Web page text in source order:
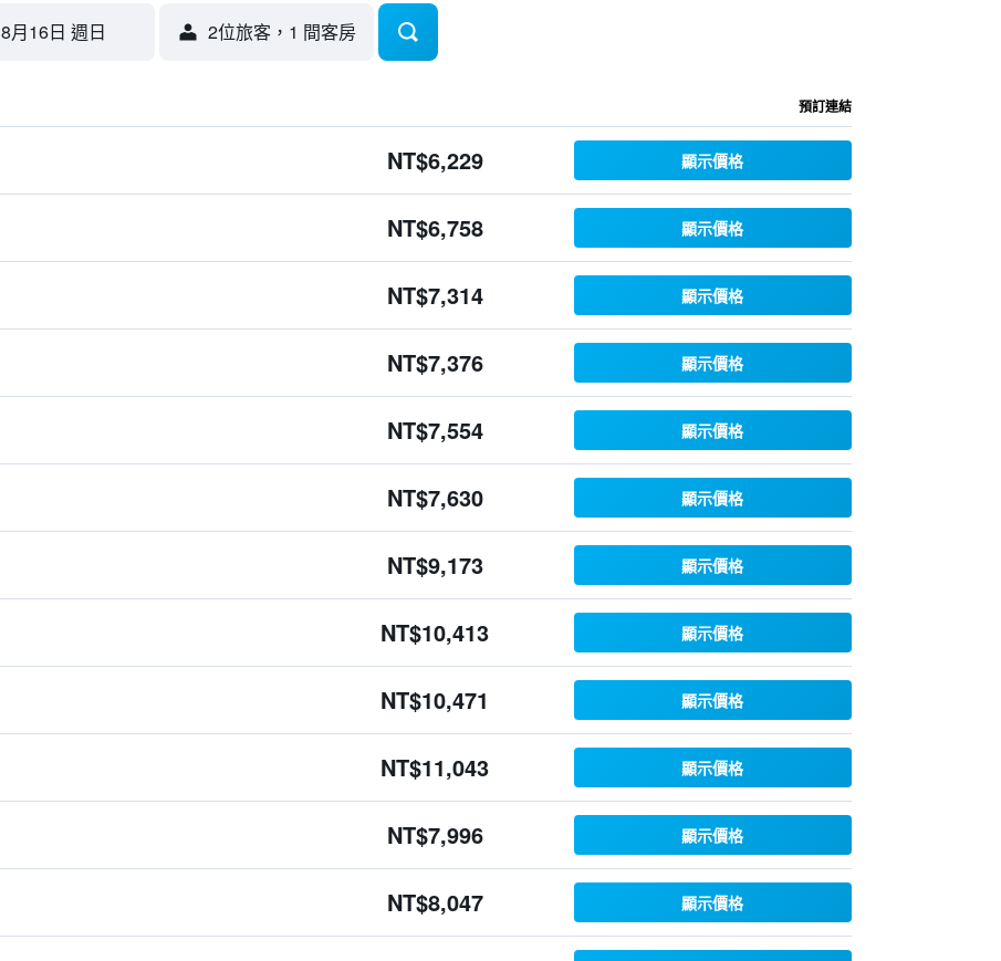
8月16日 週日 2位旅客，1 間客房
預訂連結
NT$6,229 顯示價格
NT$6,758 顯示價格
NT$7,314 顯示價格
NT$7,376 顯示價格
NT$7,554 顯示價格
NT$7,630 顯示價格
NT$9,173 顯示價格
NT$10,413 顯示價格
NT$10,471 顯示價格
NT$11,043 顯示價格
NT$7,996 顯示價格
NT$8,047 顯示價格